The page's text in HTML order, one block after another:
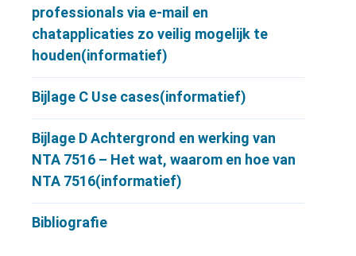
professionals via e-mail en
chatapplicaties zo veilig mogelijk te
houden(informatief)
Bijlage C Use cases(informatief)
Bijlage DAchtergrond en werking van
NTA 7516 – Het wat, waarom en hoe van
NTA 7516(informatief)
Bibliografie